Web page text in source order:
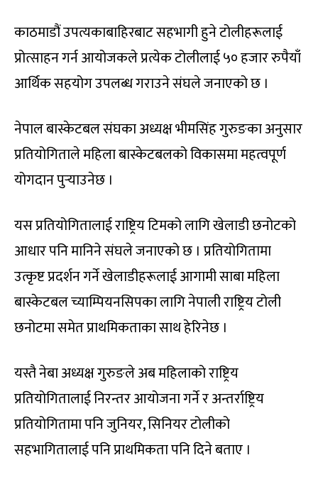
काठमाडौं उपत्यकाबाहिरबाट सहभागी हुने टोलीहरूलाई
प्रोत्साहन गर्न आयोजकले प्रत्येक टोलीलाई ५० हजार रुपैयाँ
आर्थिक सहयोग उपलब्ध गराउने संघले जनाएको छ ।
नेपाल बास्केटबल संघका अध्यक्ष भीमसिंह गुरुङका अनुसार
प्रतियोगिताले महिला बास्केटबलको विकासमा महत्वपूर्ण
योगदान पुर्‍याउनेछ ।
यस प्रतियोगितालाई राष्ट्रिय टिमको लागि खेलाडी छनोटको
आधार पनि मानिने संघले जनाएको छ । प्रतियोगितामा
उत्कृष्ट प्रदर्शन गर्ने खेलाडीहरूलाई आगामी साबा महिला
बास्केटबल च्याम्पियनसिपका लागि नेपाली राष्ट्रिय टोली
छनोटमा समेत प्राथमिकताका साथ हेरिनेछ ।
यस्तै नेबा अध्यक्ष गुरुङले अब महिलाको राष्ट्रिय
प्रतियोगितालाई निरन्तर आयोजना गर्ने र अन्तर्राष्ट्रिय
प्रतियोगितामा पनि जुनियर, सिनियर टोलीको
सहभागितालाई पनि प्राथमिकता पनि दिने बताए ।